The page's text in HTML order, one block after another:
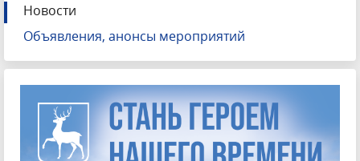
Новости
Объявления, анонсы мероприятий